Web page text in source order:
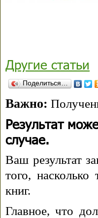
Другие статьи
Поделиться…
Важно:
Результат
случае.
Ваш результат
того,
книг.
Главное, что